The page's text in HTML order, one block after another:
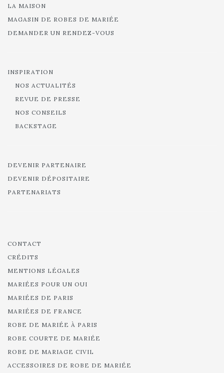
LA MAISON
MAGASIN DE ROBES DE MARIÉE
DEMANDER UN RENDEZ-VOUS
INSPIRATION
NOS ACTUALITÉS
REVUE DE PRESSE
NOS CONSEILS
BACKSTAGE
DEVENIR PARTENAIRE
DEVENIR DÉPOSITAIRE
PARTENARIATS
CONTACT
CRÉDITS
MENTIONS LÉGALES
MARIÉES POUR UN OUI
MARIÉES DE PARIS
MARIÉES DE FRANCE
ROBE DE MARIÉE À PARIS
ROBE COURTE DE MARIÉE
ROBE DE MARIAGE CIVIL
ACCESSOIRES DE ROBE DE MARIÉE